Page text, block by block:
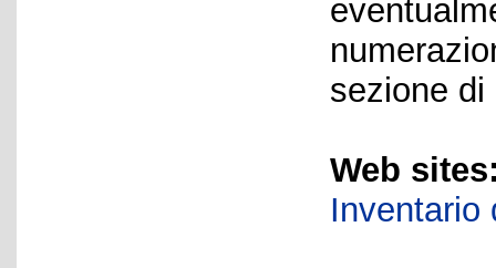
sezione di
Web
Inventario